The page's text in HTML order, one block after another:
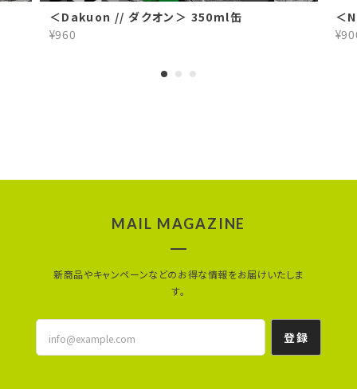
＜Dakuon // ダクオン＞ 350ml缶
¥960
＜
MAIL MAGAZINE
新商品やキャンペーンなどのお得な情報をお届けいたしま
す。
登録